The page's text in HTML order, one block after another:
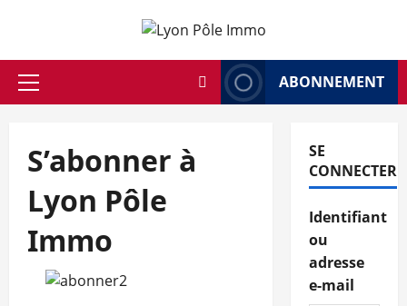
contenu
Menu
ABONNEMENT
S’abonner à
Lyon Pôle
Immo
SE
CONNECTER
Identifiant
ou
adresse
e-mail